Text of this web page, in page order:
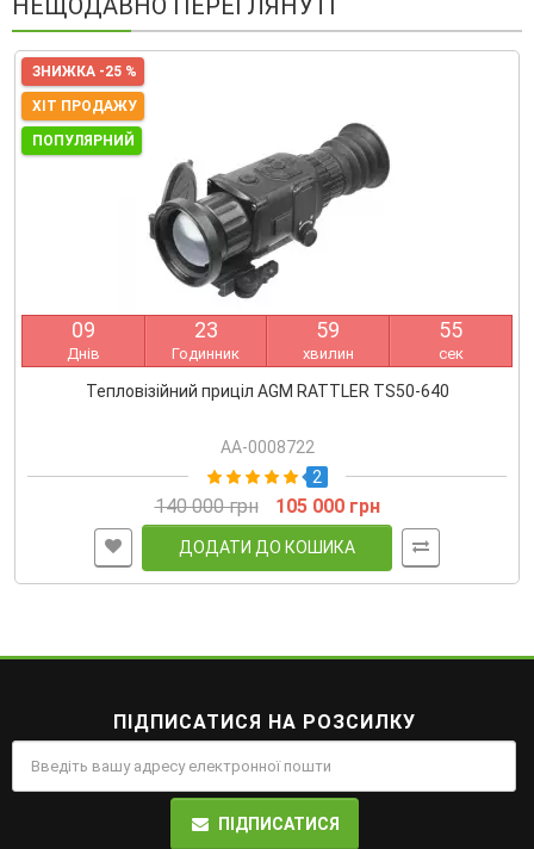
НЕЩОДАВНО ПЕРЕГЛЯНУТІ
ЗНИЖКА -25 %
ХІТ ПРОДАЖУ
ПОПУЛЯРНИЙ
09
Днів
23
Годинник
59
хвилин
55
сек
Тепловізійний приціл AGM RATTLER TS50-640
AA-0008722
2
140 000 грн 105 000 грн
ДОДАТИ ДО КОШИКА
ПІДПИСАТИСЯ НА РОЗСИЛКУ
ПІДПИСАТИСЯ